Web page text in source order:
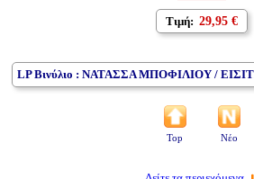
Τιμή: 29,95 €
LP Βινύλιο : ΝΑΤΑΣΣΑ ΜΠΟΦΙΛΙΟΥ /
Top Νέο